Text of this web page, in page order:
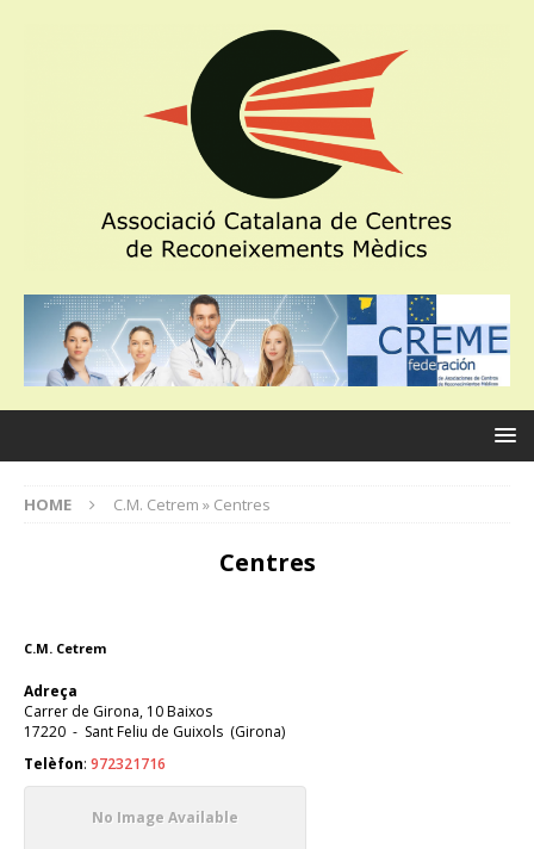
HOME C.M. Cetrem » Centres
Centres
C.M. Cetrem
Adreça
Carrer de Girona, 10 Baixos
17220 - Sant Feliu de Guixols (Girona)
Telèfon: 972321716
No Image Available